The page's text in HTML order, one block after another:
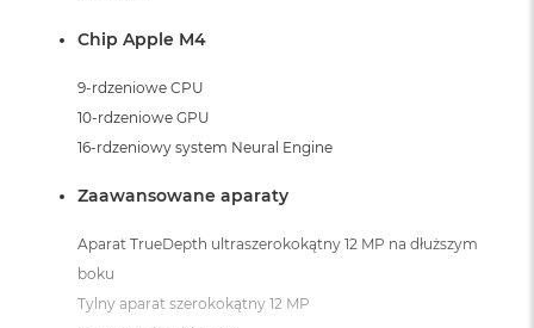
Chip Apple M4
9-rdzeniowe CPU
10-rdzeniowe GPU
16-rdzeniowy system Neural Engine
Zaawansowane aparaty
Aparat TrueDepth ultraszerokokątny 12 MP na dłuższym
boku
Tylny aparat szerokokątny 12 MP